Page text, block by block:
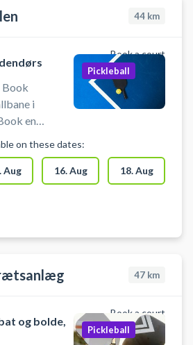
44 km
Book a court
Book
i
en
Du
og ned. Der
som
er
omklædning.
Pickleball
on these dates:
Aug 16. Aug 18. Aug
47 km
Book a court
og bolde,
Pickleball